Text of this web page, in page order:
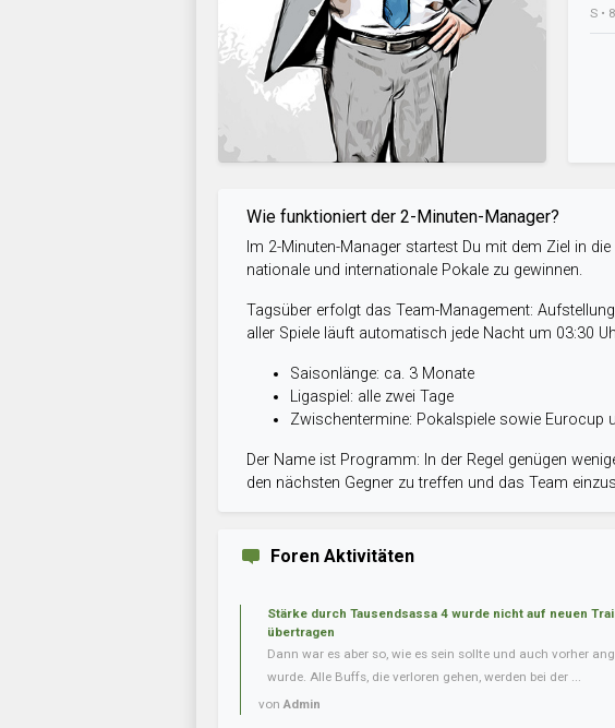
S •
Wie funktioniert der 2-Minuten-Manager?
Im 2-Minuten-Manager startest Du mit dem Ziel in
nationale und internationale Pokale zu gewinnen.
Tagsüber erfolgt das Team-Management:
aller Spiele läuft automatisch jede Nacht um 03:30
Saisonlänge: ca. 3 Monate
Ligaspiel: alle zwei Tage
Zwischentermine: Pokalspiele sowie Eurocup
Der Name ist Programm: In der Regel genügen
den nächsten Gegner zu treffen und das Team
Foren Aktivitäten
Stärke durch Tausendsassa 4 wurde nicht auf neuen
übertragen
Dann war es aber so, wie es sein sollte und auch vorher
wurde. Alle Buffs, die verloren gehen, werden bei der ...
vonAdmin